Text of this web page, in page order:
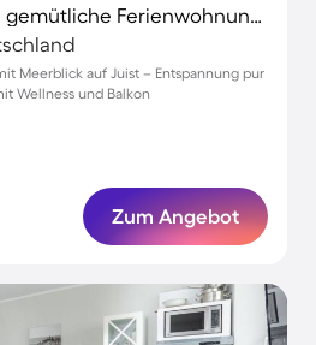
Familienorientierte gemütliche Ferienwohnung mit schnellem Internet | Meerblick | Strand in der Nähe
Meerblick auf Juist – Entspannung pur
Wellness und Balkon
Zum Angebot